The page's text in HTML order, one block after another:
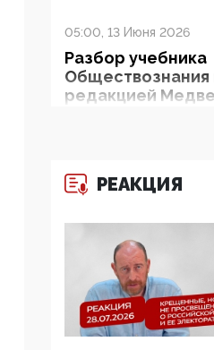
05:00, 13 Июня 2026
Разбор учебника
Обществознания
редакцией
двоемыслия
Прокуратура
увидела
экстремистскую
деятельность
ЮНЕСКО в
РЕАКЦИЯ